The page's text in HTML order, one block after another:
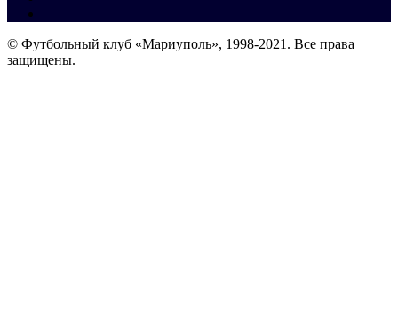
© Футбольный клуб «Мариуполь», 1998-2021. Все права
защищены.